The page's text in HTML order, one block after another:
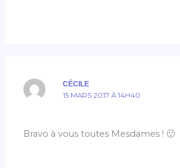
CÉCILE
15 MARS 2017 À 14H40
Bravo à vous toutes Mesdames ! 🙂